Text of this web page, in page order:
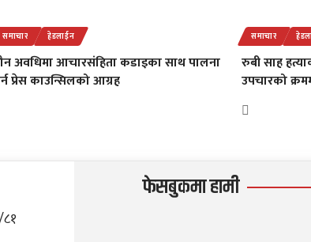
समाचार हेडलाईन
अवधिमा आचारसंहिता कडाइका साथ पालना
प्रेस काउन्सिलको आग्रह
समाचार
रुबी साह
उपचारको
फेसबुकमा हामी